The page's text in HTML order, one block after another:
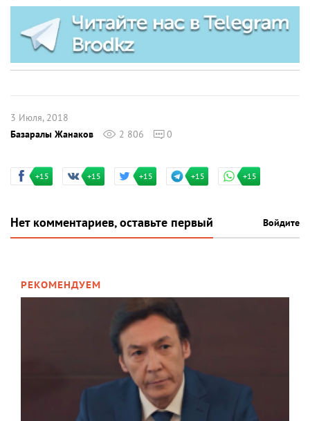
3 Июля, 2018
Базаралы Жанаков
2 806 0
+15 +15 +15 +15 +15
Нет комментариев, оставьте первый Войдите
РЕКОМЕНДУЕМ